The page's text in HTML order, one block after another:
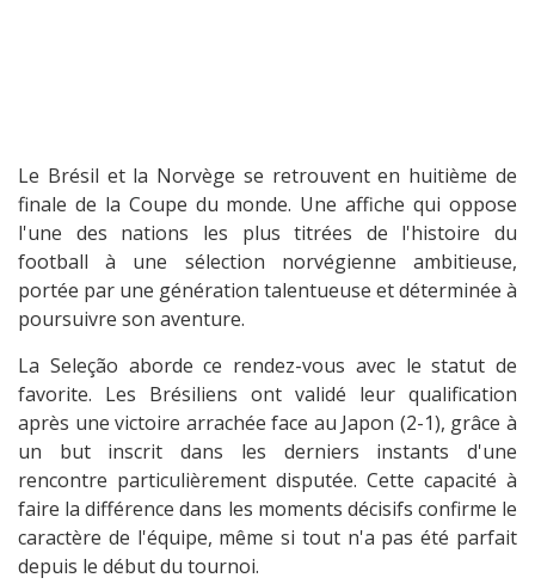
Le Brésil et la Norvège se retrouvent en huitième de
finale de la Coupe du monde. Une affiche qui oppose
l'une des nations les plus titrées de l'histoire du
football à une sélection norvégienne ambitieuse,
portée par une génération talentueuse et déterminée à
poursuivre son aventure.
La Seleção aborde ce rendez-vous avec le statut de
favorite. Les Brésiliens ont validé leur qualification
après une victoire arrachée face au Japon (2-1), grâce à
un but inscrit dans les derniers instants d'une
rencontre particulièrement disputée. Cette capacité à
faire la différence dans les moments décisifs confirme le
caractère de l'équipe, même si tout n'a pas été parfait
depuis le début du tournoi.